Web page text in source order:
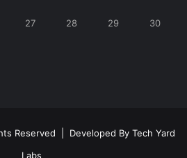
27 28 29 30
Reserved | Developed By Tech Yard
Labs